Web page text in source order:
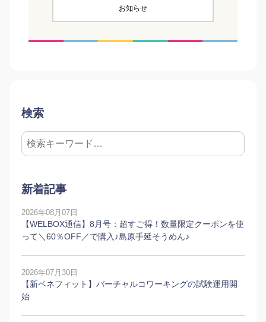
お知らせ
検索
新着記事
2026年08月07日
【WELBOX通信】8月号：超すご得！数量限定クーポンを使
って＼60％OFF／で購入♪島原手延そうめん♪
2026年07月30日
【新ベネフィット】バーチャルコワーキングの試験運用開
始